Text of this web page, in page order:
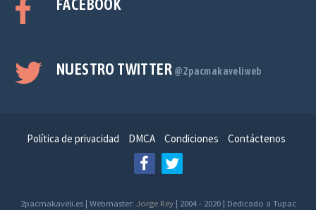
FACEBOOK
NUESTRO TWITTER @2pacmakaveliweb
Política de privacidad DMCA Condiciones Contáctenos
2pacmakaveli.es | Webmaster: Jorge Rey| 2004 - 2020 | Dedicado a Tupac